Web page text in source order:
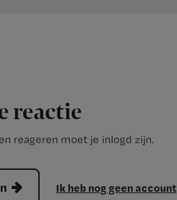
reactie
reageren moet je inlogd zijn.
Ik heb nog geen account